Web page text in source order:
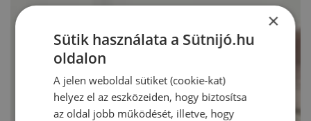
×
Sütik használata a Sütnijó.hu
oldalon
A jelen weboldal sütiket (cookie-kat)
helyez el az eszközeiden, hogy biztosítsa
az oldal jobb működését, illetve, hogy